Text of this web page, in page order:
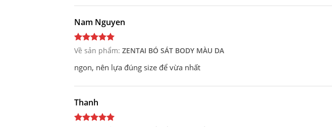
Nam Nguyen
Về sản phẩm: ZENTAI BÓ SÁT BODY MÀU DA
ngon, nên lựa đúng size để vừa nhất
Thanh